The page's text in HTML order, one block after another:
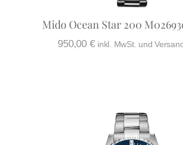
Mido Ocean Star 200
950,00 € inkl. MwSt. und